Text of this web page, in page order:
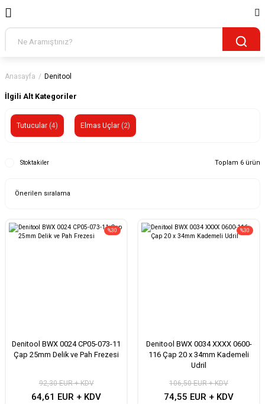
Anasayfa Denitool
İlgili Alt Kategoriler
Tutucular (4) Elmas Uçlar (2)
Stoktakiler Toplam 6 ürün
Denitool BWX 0024 CP05-073-11
Çap 25mm Delik ve Pah Frezesi
92,30 EUR + KDV
64,61 EUR + KDV
%30
Denitool BWX 0034 XXXX 0600-
116 Çap 20 x 34mm Kademeli
Udril
106,50 EUR + KDV
74,55 EUR + KDV
%30